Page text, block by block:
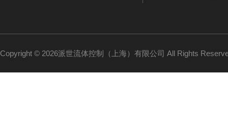
Copyright © 2026派世流体控制（上海）有限公司 All Rights